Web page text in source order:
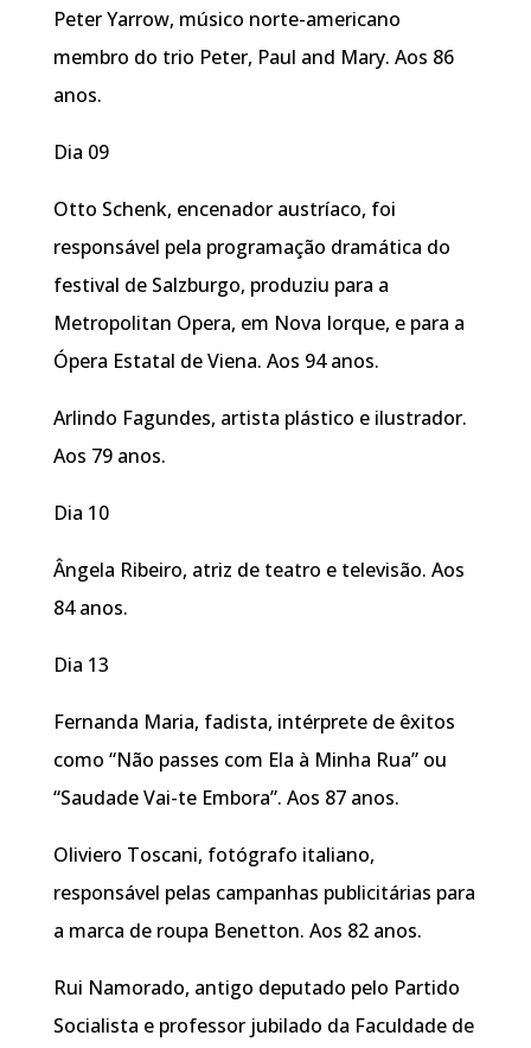
Peter Yarrow, músico norte-americano
membro do trio Peter, Paul and Mary. Aos 86
anos.
Dia 09
Otto Schenk, encenador austríaco, foi
responsável pela programação dramática do
festival de Salzburgo, produziu para a
Metropolitan Opera, em Nova Iorque, e para a
Ópera Estatal de Viena. Aos 94 anos.
Arlindo Fagundes, artista plástico e ilustrador.
Aos 79 anos.
Dia 10
Ângela Ribeiro, atriz de teatro e televisão. Aos
84 anos.
Dia 13
Fernanda Maria, fadista, intérprete de êxitos
como “Não passes com Ela à Minha Rua” ou
“Saudade Vai-te Embora”. Aos 87 anos.
Oliviero Toscani, fotógrafo italiano,
responsável pelas campanhas publicitárias para
a marca de roupa Benetton. Aos 82 anos.
Rui Namorado, antigo deputado pelo Partido
Socialista e professor jubilado da Faculdade de